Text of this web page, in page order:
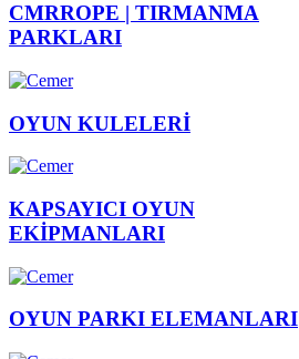
CMRROPE | TIRMANMA
PARKLARI
OYUN KULELERİ
KAPSAYICI OYUN
EKİPMANLARI
OYUN PARKI ELEMANLARI